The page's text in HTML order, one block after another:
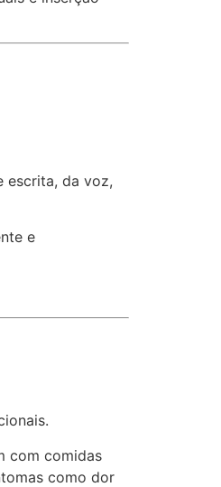
escrita, da voz,
e
com comidas
como dor